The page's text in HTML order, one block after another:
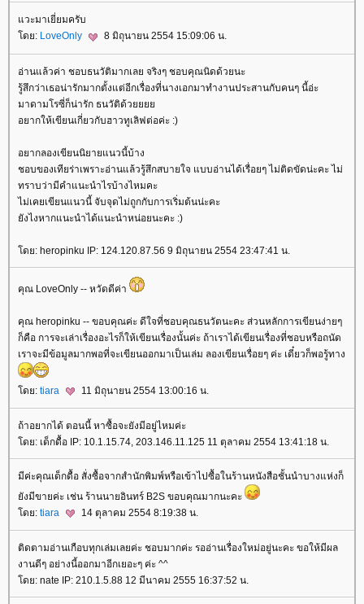
วะมาเยี่ยมครับ
ดย: LoveOnly 8 มิถุนายน 2554 15:09:06 น.
อ่านแล้วค่า ชอบธนวัติมากเลย จริงๆ ชอบคุณนิดด้วยนะ
รู้สึกว่าเธอน่ารักมากตั้งแต่อีกเรื่องที่นางเอกมาทำงานประสานกับคนๆ นี้อ่ะ
มาดามโรซี่ก็น่ารัก ธนวัติด้ว
อยากให้เขียนเกี่ยวกับฮาวทูเลิฟต่อค่ะ :)
อยากลองเขียนนิยายแนวนี้บ้าง
ชอบของเทียร่าเพราะอ่านแล้วรู้สึกสบายใจ แบบอ่านได้เรื่อยๆ ไม่ติดขัดน่ะคะ ไม่
ทราบว่ามีคำแนะนำไรบ้างไหมคะ
ไม่เคยเขียนแนวนี้ จับจุดไม่ถูกกับการเริ่มต้นน่ะคะ
ังไงหากแนะนำได้แนะนำหน่อยนะคะ :)
ดย: heropinku IP: 124.120.87.56 9 มิถุนายน 2554 23:47:41 น.
คุณ LoveOnly -- หวัดดีค่า
คุณ heropinku -- ขอบคุณค่ะ ดีใจที่ชอบคุณธนวัตนะคะ ส่วนหลักการเขียนง่ายๆ
ก็คือ การจะเล่าเรื่องอะไรก็ให้เขียนเรื่องนั้นค่ะ ถ้าเราได้เขียนเรื่องที่ชอบหรือถนัด
เราจะมีข้อมูลมากพอที่จะเขียนออกมาเป็นเล่ม ลองเขียนเรื่อยๆ ค่ะ เดี๋ยวก็พอรู้ทาง
ดย: tiara 11 มิถุนายน 2554 13:00:16 น.
ถ้าอยากได้ ตอนนี้ หาซื้อจะยังมีอยู่ไหมค่ะ
ดย: เด็กดื้อ IP: 10.1.15.74, 203.146.11.125 11 ตุลาคม 2554 13:41:18 น.
มีค่ะคุณเด็กดื้อ สั่งซื้อจากสำนักพิมพ์หรือเข้าไปซื้อในร้านหนังสือชั้นนำบางแห่งก็
ังมีขายค่ะ เช่น ร้านนายอินทร์ B2S ขอบคุณมากนะคะ
ดย: tiara 14 ตุลาคม 2554 8:19:38 น.
ติดตามอ่านเกือบทุกเล่มเลยค่ะ ชอบมากค่ะ รออ่านเรื่องใหม่อยู่นะคะ ขอให้มีผล
งานดีๆ อย่างนี้ออกมาอีกเยอะๆ ค่ะ ^^
ดย: nate IP: 210.1.5.88 12 มีนาคม 2555 16:37:52 น.